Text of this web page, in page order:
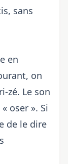
sans
en
on
zé. Le son
oser ». Si
de le dire